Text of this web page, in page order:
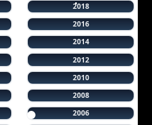
2018
2016
2014
2012
2010
2008
2006